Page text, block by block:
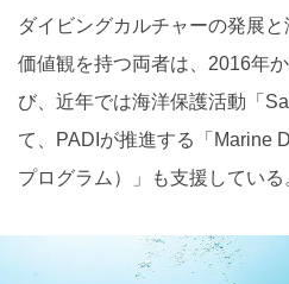
ダイビングカルチャーの発展
価値観を持つ両者は、2016年
び、近年では海洋保護活動「
て、PADIが推進する「Marine
プログラム）」も支援している